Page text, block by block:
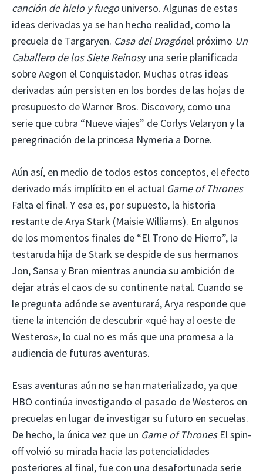
canción de hielo y fuegouniverso. Algunas de estas
ideas derivadas ya se han hecho realidad, como la
precuela de Targaryen. Casa del Dragónel próximo Un
Caballero de los Siete Reinosy una serie planificada
sobre Aegon el Conquistador. Muchas otras ideas
derivadas aún persisten en los bordes de las hojas de
presupuesto de Warner Bros. Discovery, como una
serie que cubra “Nueve viajes” de Corlys Velaryon y la
peregrinación de la princesa Nymeria a Dorne.
Aún así, en medio de todos estos conceptos, el efecto
derivado más implícito en el actual Game of Thrones
Falta el final. Y esa es, por supuesto, la historia
restante de Arya Stark (Maisie Williams). En algunos
de los momentos finales de “El Trono de Hierro”, la
testaruda hija de Stark se despide de sus hermanos
Jon, Sansa y Bran mientras anuncia su ambición de
dejar atrás el caos de su continente natal. Cuando se
le pregunta adónde se aventurará, Arya responde que
tiene la intención de descubrir «qué hay al oeste de
Westeros», lo cual no es más que una promesa a la
audiencia de futuras aventuras.
Esas aventuras aún no se han materializado, ya que
HBO continúa investigando el pasado de Westeros en
precuelas en lugar de investigar su futuro en secuelas.
De hecho, la única vez que un Game of ThronesEl spin-
off volvió su mirada hacia las potencialidades
posteriores al final, fue con una desafortunada serie